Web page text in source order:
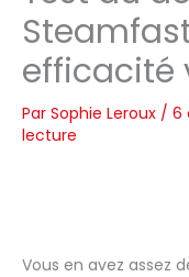
efficacité
Par Sophie Leroux / 6
lecture
Vous en avez assez